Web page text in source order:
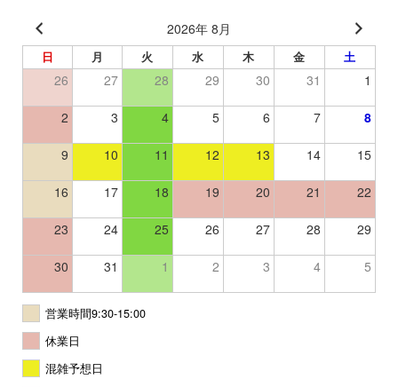
2026年 8月
日 月 火 水 木 金 土
26 27 28 29 30 31 1
2 3 4 5 6 7 8
9 10 11 12 13 14 15
16 17 18 19 20 21 22
23 24 25 26 27 28 29
30 31 1 2 3 4 5
営業時間9:30-15:00
休業日
混雑予想日